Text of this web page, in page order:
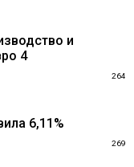
и
4
264
6,11%
269